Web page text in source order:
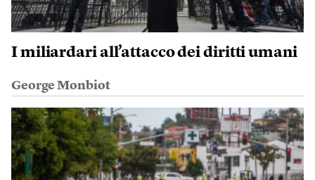
I miliardari all’attacco dei diritti umani
George Monbiot